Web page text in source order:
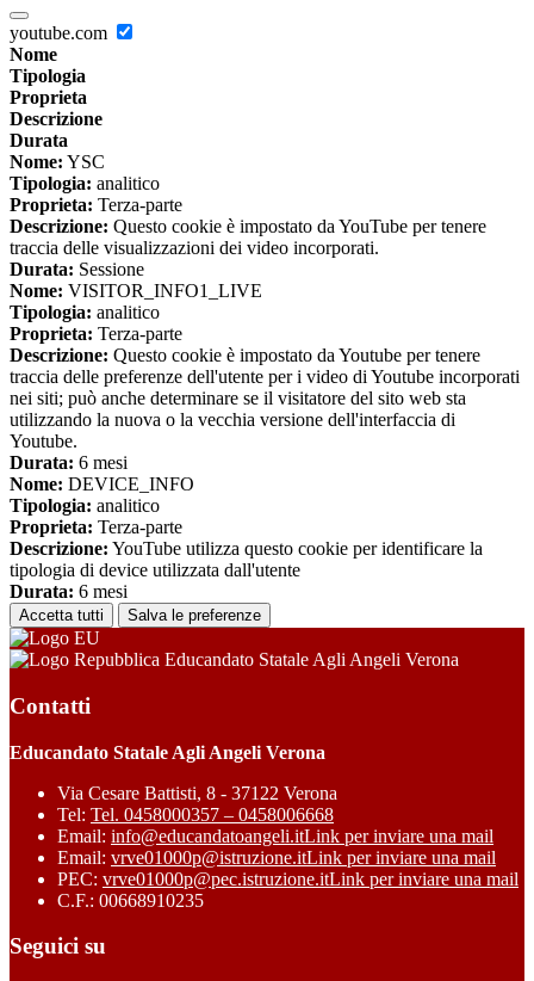
youtube.com
Nome
Tipologia
Proprieta
Descrizione
Durata
Nome: YSC
Tipologia: analitico
Proprieta: Terza-parte
Descrizione: Questo cookie è impostato da YouTube per tenere
traccia delle visualizzazioni dei video incorporati.
Durata: Sessione
Nome: VISITOR_INFO1_LIVE
Tipologia: analitico
Proprieta: Terza-parte
Descrizione: Questo cookie è impostato da Youtube per tenere
traccia delle preferenze dell'utente per i video di Youtube incorporati
nei siti; può anche determinare se il visitatore del sito web sta
utilizzando la nuova o la vecchia versione dell'interfaccia di
Youtube.
Durata: 6 mesi
Nome: DEVICE_INFO
Tipologia: analitico
Proprieta: Terza-parte
Descrizione: YouTube utilizza questo cookie per identificare la
tipologia di device utilizzata dall'utente
Durata: 6 mesi
Accetta tutti Salva le preferenze
Educandato Statale Agli Angeli Verona
Contatti
Educandato Statale Agli Angeli Verona
Via Cesare Battisti, 8 - 37122 Verona
Tel: Tel. 0458000357 – 0458006668
Email: info@educandatoangeli.itLink per inviare una mail
Email: vrve01000p@istruzione.itLink per inviare una mail
PEC: vrve01000p@pec.istruzione.itLink per inviare una mail
C.F.: 00668910235
Seguici su